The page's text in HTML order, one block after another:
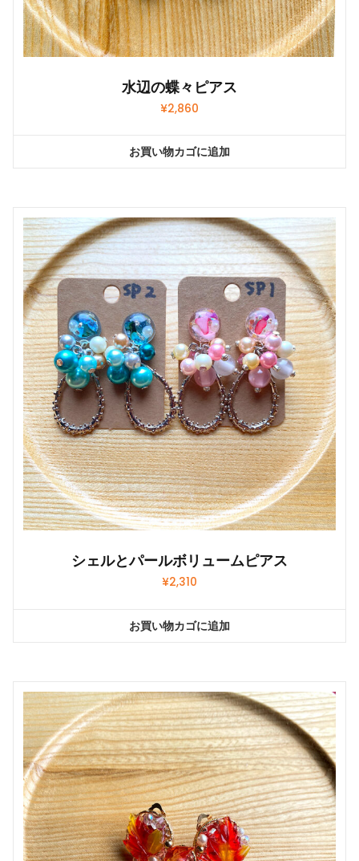
水辺の蝶々ピアス
¥2,860
お買い物カゴに追加
シェルとパールボリュームピアス
¥2,310
お買い物カゴに追加